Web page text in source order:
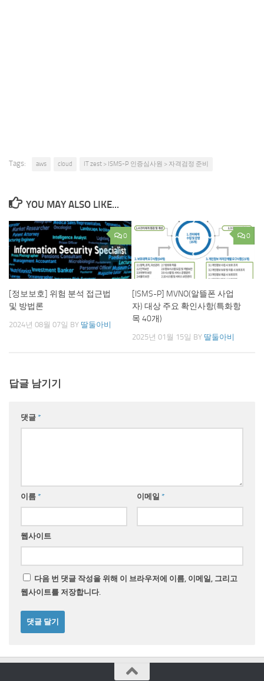
Tags: aws cloud IT zest > ISMS-P 인증심사원 > 자격검정 준비
YOU MAY ALSO LIKE...
0
[정보보호] 위험 분석 접근법
및 방법론
2024년 08월 07일 BY 딸둘아비
0
[ISMS-P] MVNO(알뜰폰 사업
자) 대상 주요 확인사항(특화항
목 40개)
2025년 01월 15일 BY 딸둘아비
답글 남기기
댓글 *
이름 * 이메일 *
웹사이트
다음 번 댓글 작성을 위해 이 브라우저에 이름, 이메일, 그리고
웹사이트를 저장합니다.